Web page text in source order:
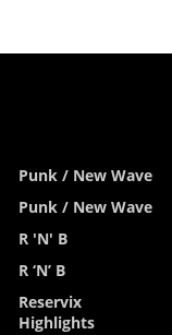
Punk / New Wave
Punk / New Wave
R 'n' B
R ‘n’ B
Reservix
Highlights